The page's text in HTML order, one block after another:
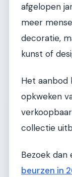
afgelopen
meer
decoratie,
kunst of
Het aanbod
opkweken
collectie
Bezoek dan
beurzen in